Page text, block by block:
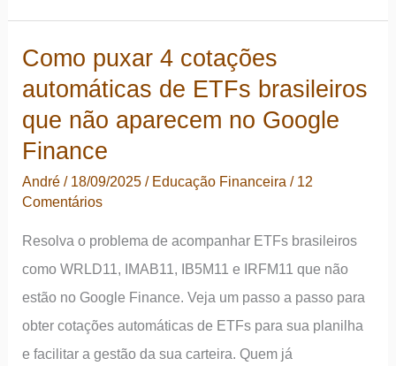
carteiras
ativa
e
passiva
Como puxar 4 cotações
automáticas de ETFs brasileiros
que não aparecem no Google
Finance
André/ 18/09/2025/ Educação Financeira / 12
Comentários
Resolva o problema de acompanhar ETFs brasileiros
como WRLD11, IMAB11, IB5M11 e IRFM11 que não
estão no Google Finance. Veja um passo a passo para
obter cotações automáticas de ETFs para sua planilha
e facilitar a gestão da sua carteira. Quem já